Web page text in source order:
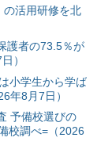
の活用研修を北
護者の73.5％が
）
小学生から学ば
年8月7日）
予備校選びの
校調べ=（2026